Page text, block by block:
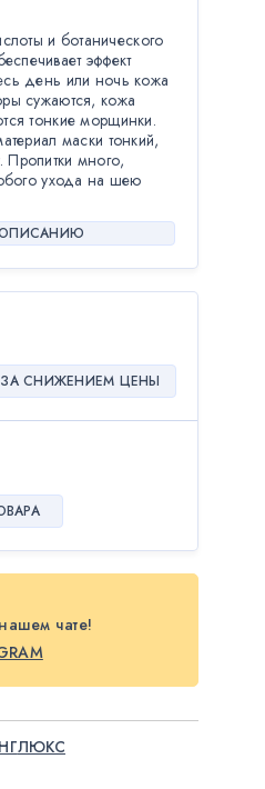
и ботанического
эффект
день или ночь кожа
сужаются, кожа
тонкие морщинки.
маски тонкий,
много,
ухода на шею
СНИЖЕНИЕМ ЦЕНЫ
чате!
ЛЮКС